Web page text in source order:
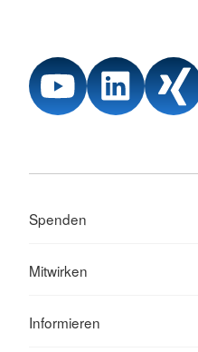
Spenden
Mitwirken
Informieren